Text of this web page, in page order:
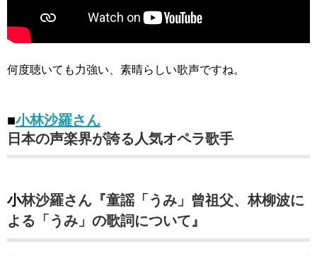
何度聴いても力強い、素晴らしい歌声ですね。
■小林沙羅さん
日本の声楽界が誇る人気オペラ歌手
小林沙羅さん『童謡「うみ」曾祖父、林柳波に
よる「うみ」の歌詞について』